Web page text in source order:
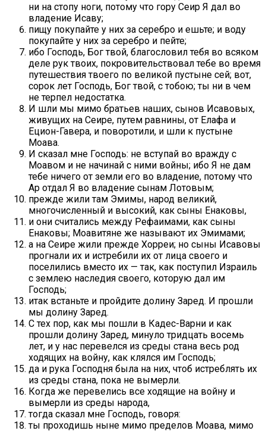
ни на стопу ноги, потому что гору Сеир Я дал во
владение Исаву;
пищу покупайте у них за серебро и ешьте; и воду
покупайте у них за серебро и пейте;
ибо Господь, Бог твой, благословил тебя во всяком
деле рук твоих, покровительствовал тебе во время
путешествия твоего по великой пустыне сей; вот,
сорок лет Господь, Бог твой, с тобою; ты ни в чем
не терпел недостатка.
И шли мы мимо братьев наших, сынов Исавовых,
живущих на Сеире, путем равнины, от Елафа и
Ецион-Гавера, и поворотили, и шли к пустыне
Моава.
И сказал мне Господь: не вступай во вражду с
Моавом и не начинай с ними войны; ибо Я не дам
тебе ничего от земли его во владение, потому что
Ар отдал Я во владение сынам Лотовым;
прежде жили там Эмимы, народ великий,
многочисленный и высокий, как сыны Енаковы,
и они считались между Рефаимами, как сыны
Енаковы; Моавитяне же называют их Эмимами;
а на Сеире жили прежде Хорреи; но сыны Исавовы
прогнали их и истребили их от лица своего и
поселились вместо их — так, как поступил Израиль
с землею наследия своего, которую дал им
Господь;
итак встаньте и пройдите долину Заред. И прошли
мы долину Заред.
С тех пор, как мы пошли в Кадес-Варни и как
прошли долину Заред, минуло тридцать восемь
лет, и у нас перевелся из среды стана весь род
ходящих на войну, как клялся им Господь;
да и рука Господня была на них, чтоб истреблять их
из среды стана, пока не вымерли.
Когда же перевелись все ходящие на войну и
вымерли из среды народа,
тогда сказал мне Господь, говоря:
ты проходишь ныне мимо пределов Моава, мимо